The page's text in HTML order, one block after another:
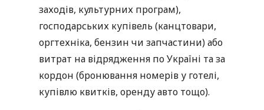
заходів, культурних програм),
господарських купівель (канцтовари,
оргтехніка, бензин чи запчастини) або
витрат на відрядження по Україні та за
кордон (бронювання номерів у готелі,
купівлю квитків, оренду авто тощо).